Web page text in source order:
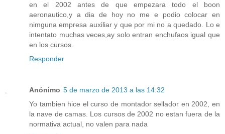
en el 2002 antes de que empezara todo el boon
aeronautico,y a dia de hoy no me e podio colocar en
nimguna empresa auxiliar y que por mi no a quedado. Lo e
intentato muchas veces,ay solo entran enchufaos igual que
en los cursos.
Responder
Anónimo 5 de marzo de 2013 a las 14:32
Yo tambien hice el curso de montador sellador en 2002, en
la nave de camas. Los cursos de 2002 no estan fuera de la
normativa actual, no valen para nada